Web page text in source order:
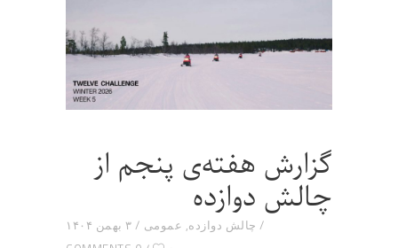
گزارش هفته‌ی پنجم از
چالش دوازده
۳ بهمن ۱۴۰۴ چالش دوازده, عمومی